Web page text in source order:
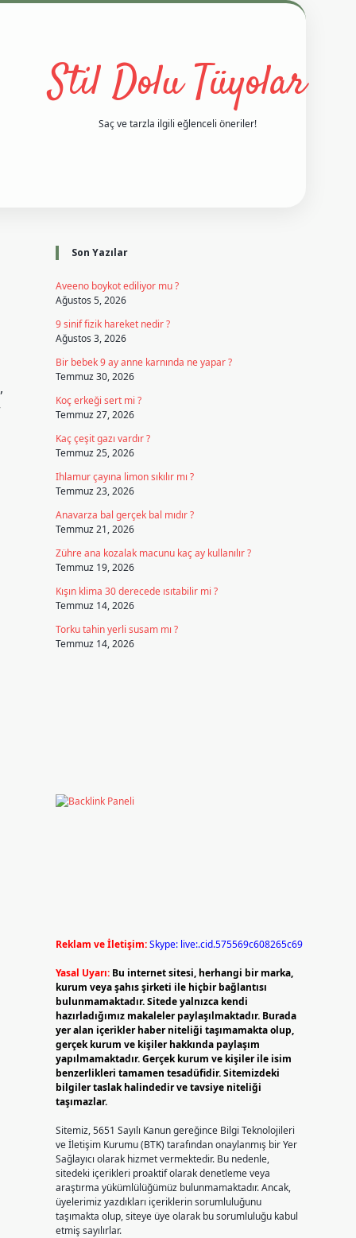
Stil Dolu Tüyolar
Saç ve tarzla ilgili eğlenceli öneriler!
Sidebar
Son Yazılar
Aveeno boykot ediliyor mu ?
Ağustos 5, 2026
9 sinif fizik hareket nedir ?
Ağustos 3, 2026
Bir bebek 9 ay anne karnında ne yapar ?
Temmuz 30, 2026
Koç erkeği sert mi ?
Temmuz 27, 2026
Kaç çeşit gazı vardır ?
Temmuz 25, 2026
Ihlamur çayına limon sıkılır mı ?
Temmuz 23, 2026
Anavarza bal gerçek bal mıdır ?
Temmuz 21, 2026
Zühre ana kozalak macunu kaç ay kullanılır ?
Temmuz 19, 2026
Kışın klima 30 derecede ısıtabilir mi ?
Temmuz 14, 2026
Torku tahin yerli susam mı ?
Temmuz 14, 2026
Reklam ve İletişim:Skype: live:.cid.575569c608265c69
Yasal Uyarı: Bu internet sitesi, herhangi bir marka,
kurum veya şahıs şirketi ile hiçbir bağlantısı
bulunmamaktadır. Sitede yalnızca kendi
hazırladığımız makaleler paylaşılmaktadır. Burada
yer alan içerikler haber niteliği taşımamakta olup,
gerçek kurum ve kişiler hakkında paylaşım
yapılmamaktadır. Gerçek kurum ve kişiler ile isim
benzerlikleri tamamen tesadüfidir. Sitemizdeki
bilgiler taslak halindedir ve tavsiye niteliği
taşımazlar.
Sitemiz, 5651 Sayılı Kanun gereğince Bilgi Teknolojileri
ve İletişim Kurumu (BTK) tarafından onaylanmış bir Yer
Sağlayıcı olarak hizmet vermektedir. Bu nedenle,
sitedeki içerikleri proaktif olarak denetleme veya
araştırma yükümlülüğümüz bulunmamaktadır. Ancak,
üyelerimiz yazdıkları içeriklerin sorumluluğunu
taşımakta olup, siteye üye olarak bu sorumluluğu kabul
etmiş sayılırlar.